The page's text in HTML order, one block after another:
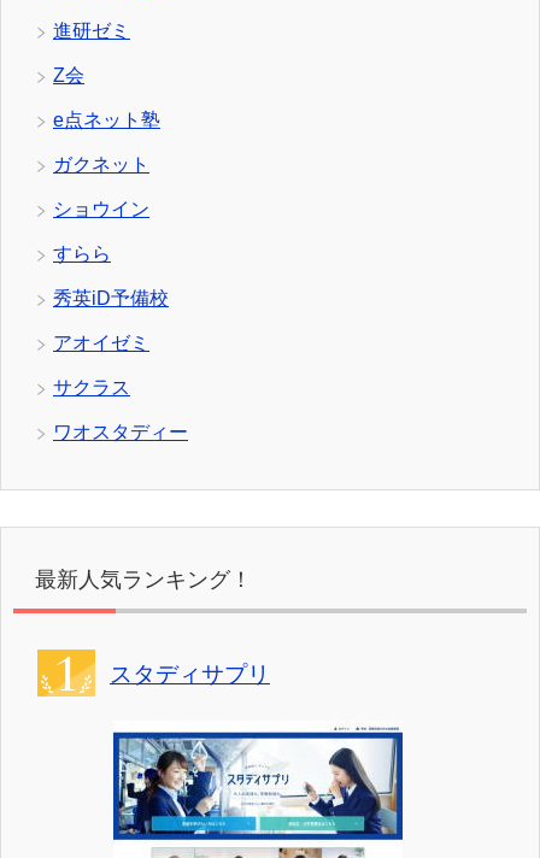
進研ゼミ
Z会
e点ネット塾
ガクネット
ショウイン
すらら
秀英iD予備校
アオイゼミ
サクラス
ワオスタディー
最新人気ランキング！
スタディサプリ